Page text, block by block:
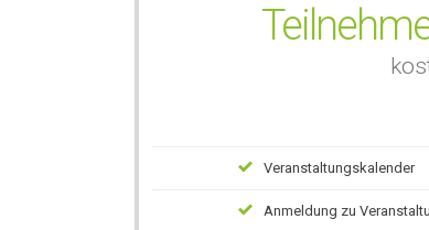
Veranstaltungskalender
Anmeldung zu